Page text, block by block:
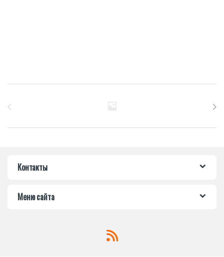
Контакты
Меню сайта